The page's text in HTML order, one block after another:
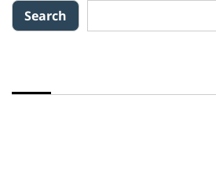
Search